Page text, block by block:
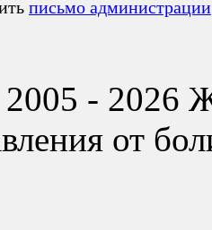
письмо администрации
- 2026
от